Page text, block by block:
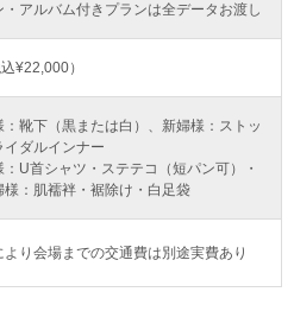
アルバム付きプランは全データお渡し
¥22,000）
靴下（黒または白）、新婦様：ストッ
イダルインナー
U首シャツ・ステテコ（短パン可）・
様：肌襦袢・裾除け・白足袋
り会場までの交通費は別途実費あり